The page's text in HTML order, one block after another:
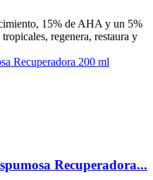
15% de AHA y un 5%
regenera, restaura y
Recuperadora...